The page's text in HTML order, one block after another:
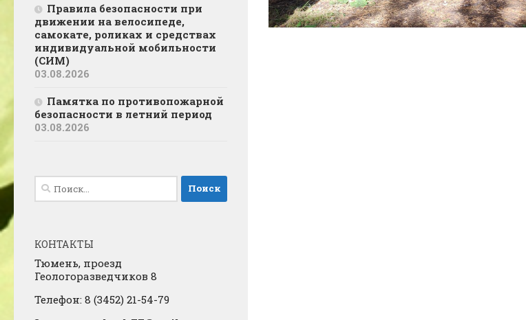
Правила безопасности при
движении на велосипеде,
самокате, роликах и средствах
индивидуальной мобильности
(СИМ)
03.08.2026
Памятка по противопожарной
безопасности в летний период
03.08.2026
Найти:
КОНТАКТЫ
Тюмень, проезд
Геологоразведчиков 8
Телефон: 8 (3452) 21-54-79